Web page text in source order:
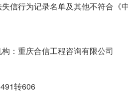
信行为记录名单及其他不符合《
构：重庆合信工程咨询有限公司
转606